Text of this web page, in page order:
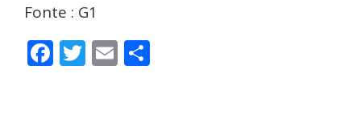
Fonte : G1
Facebook
Twitter
Email